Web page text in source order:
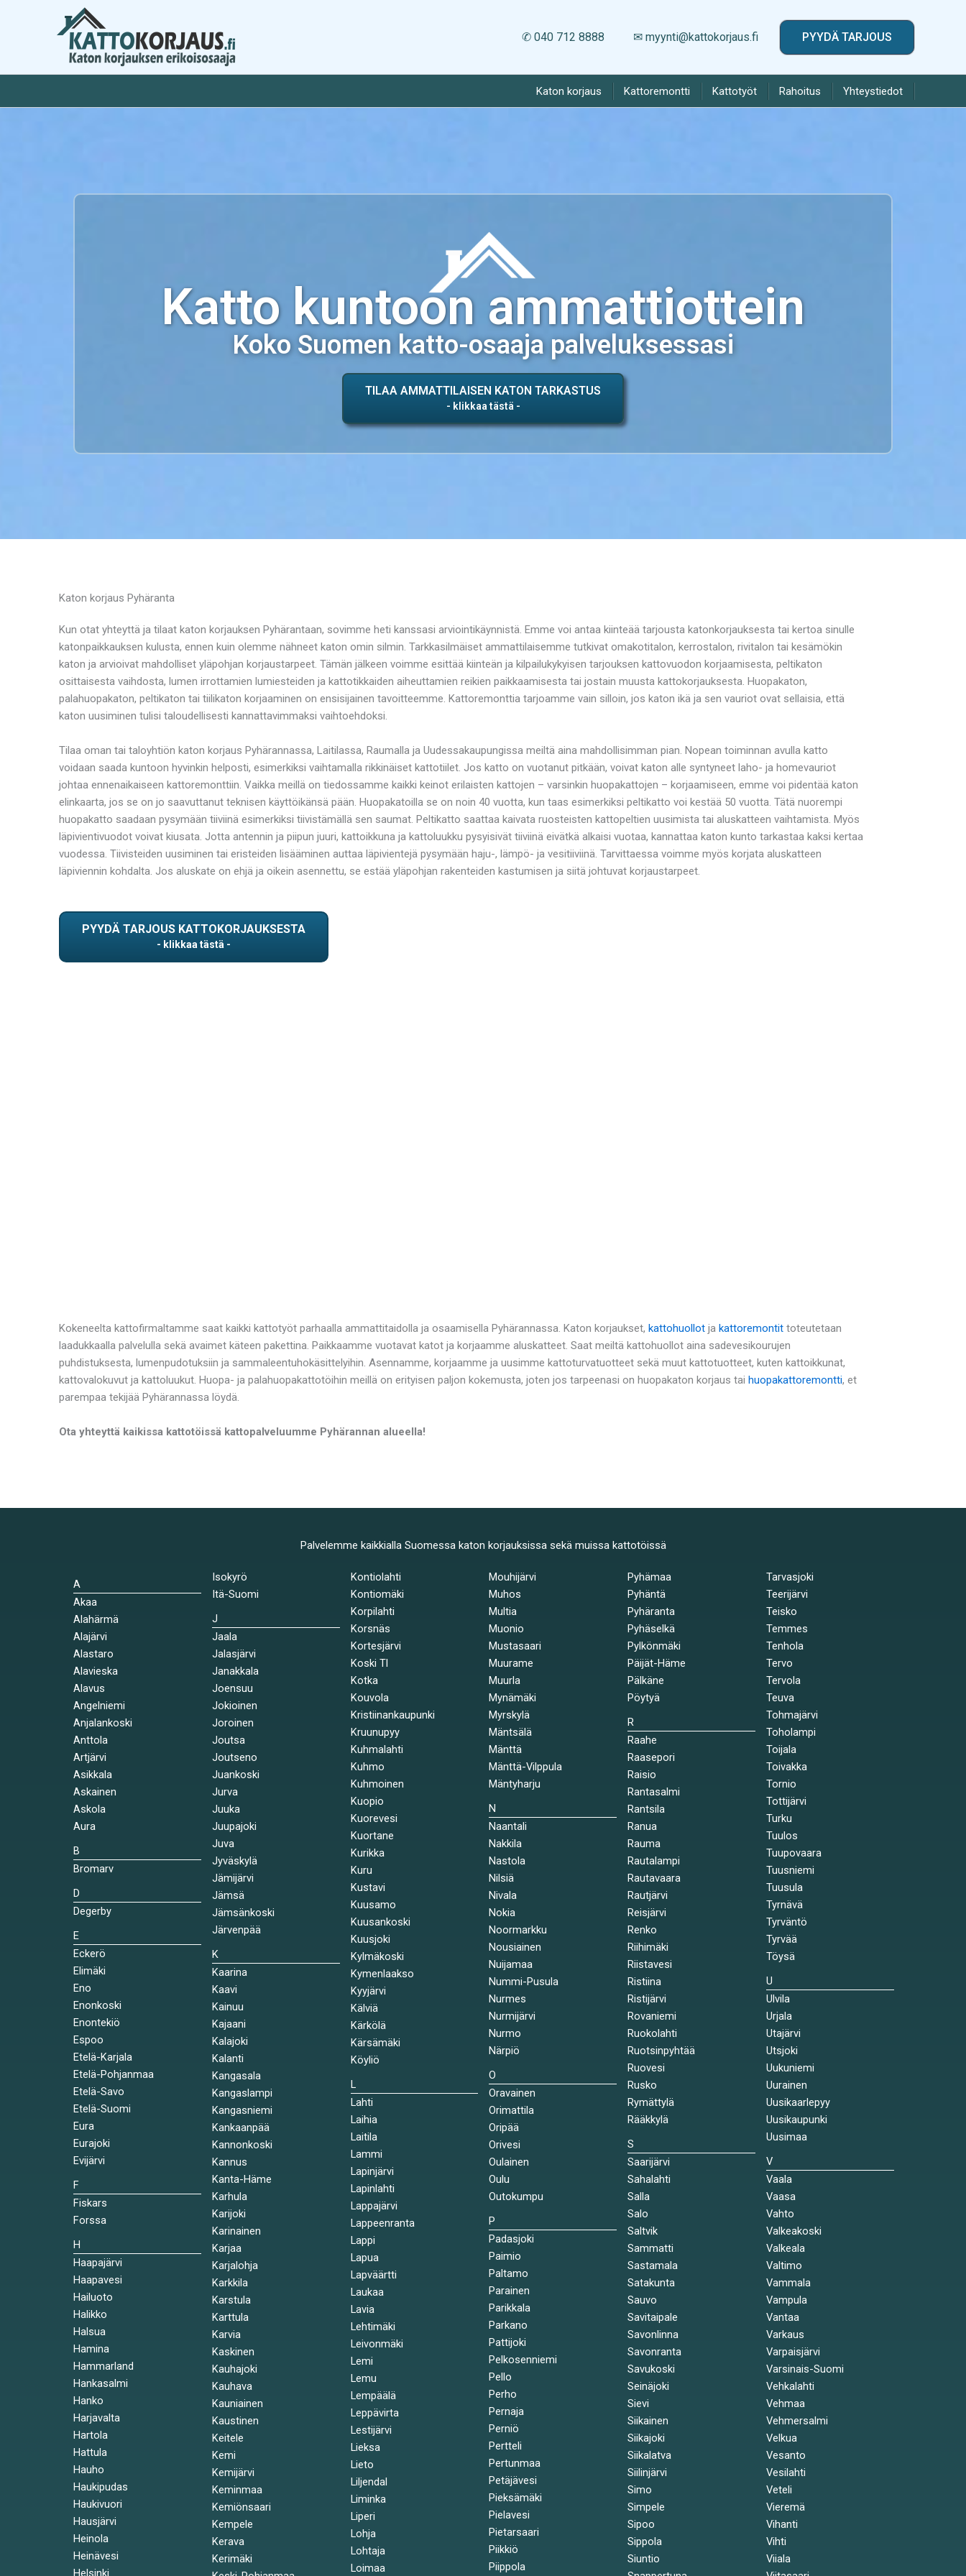
✆ 040 712 8888 ✉ myynti@kattokorjaus.fi PYYDÄ TARJOUS
Katon korjaus Kattoremontti Kattotyöt Rahoitus Yhteystiedot
Katto kuntoon ammattiottein
Koko Suomen katto-osaaja palveluksessasi
TILAA AMMATTILAISEN KATON TARKASTUS
Katon korjaus Pyhäranta
Kun otat yhteyttä ja tilaat katon korjauksen Pyhärantaan, sovimme heti kanssasi arviointikäynnistä. Emme voi antaa kiinteää tarjousta katonkorjauksesta tai kertoa sinulle
katonpaikkauksen kulusta, ennen kuin olemme nähneet katon omin silmin. Tarkkasilmäiset ammattilaisemme tutkivat omakotitalon, kerrostalon, rivitalon tai kesämökin
katon ja arvioivat mahdolliset yläpohjan korjaustarpeet. Tämän jälkeen voimme esittää kiinteän ja kilpailukykyisen tarjouksen kattovuodon korjaamisesta, peltikaton
osittaisesta vaihdosta, lumen irrottamien lumiesteiden ja kattotikkaiden aiheuttamien reikien paikkaamisesta tai jostain muusta kattokorjauksesta. Huopakaton,
palahuopakaton, peltikaton tai tiilikaton korjaaminen on ensisijainen tavoitteemme. Kattoremonttia tarjoamme vain silloin, jos katon ikä ja sen vauriot ovat sellaisia, että
katon uusiminen tulisi taloudellisesti kannattavimmaksi vaihtoehdoksi.
Tilaa oman tai taloyhtiön katon korjaus Pyhärannassa, Laitilassa, Raumalla ja Uudessakaupungissa meiltä aina mahdollisimman pian. Nopean toiminnan avulla katto
voidaan saada kuntoon hyvinkin helposti, esimerkiksi vaihtamalla rikkinäiset kattotiilet. Jos katto on vuotanut pitkään, voivat katon alle syntyneet laho- ja homevauriot
johtaa ennenaikaiseen kattoremonttiin. Vaikka meillä on tiedossamme kaikki keinot erilaisten kattojen – varsinkin huopakattojen – korjaamiseen, emme voi pidentää katon
elinkaarta, jos se on jo saavuttanut teknisen käyttöikänsä pään. Huopakatoilla se on noin 40 vuotta, kun taas esimerkiksi peltikatto voi kestää 50 vuotta. Tätä nuorempi
huopakatto saadaan pysymään tiiviinä esimerkiksi tiivistämällä sen saumat. Peltikatto saattaa kaivata ruosteisten kattopeltien uusimista tai aluskatteen vaihtamista. Myös
läpivientivuodot voivat kiusata. Jotta antennin ja piipun juuri, kattoikkuna ja kattoluukku pysyisivät tiiviinä eivätkä alkaisi vuotaa, kannattaa katon kunto tarkastaa kaksi kertaa
vuodessa. Tiivisteiden uusiminen tai eristeiden lisääminen auttaa läpivientejä pysymään haju-, lämpö- ja vesitiiviinä. Tarvittaessa voimme myös korjata aluskatteen
läpiviennin kohdalta. Jos aluskate on ehjä ja oikein asennettu, se estää yläpohjan rakenteiden kastumisen ja siitä johtuvat korjaustarpeet.
PYYDÄ TARJOUS KATTOKORJAUKSESTA
Kokeneelta kattofirmaltamme saat kaikki kattotyöt parhaalla ammattitaidolla ja osaamisella Pyhärannassa. Katon korjaukset, kattohuollot ja kattoremontit toteutetaan
laadukkaalla palvelulla sekä avaimet käteen pakettina. Paikkaamme vuotavat katot ja korjaamme aluskatteet. Saat meiltä kattohuollot aina sadevesikourujen
puhdistuksesta, lumenpudotuksiin ja sammaleentuhokäsittelyihin. Asennamme, korjaamme ja uusimme kattoturvatuotteet sekä muut kattotuotteet, kuten kattoikkunat,
kattovalokuvut ja kattoluukut. Huopa- ja palahuopakattotöihin meillä on erityisen paljon kokemusta, joten jos tarpeenasi on huopakaton korjaus tai huopakattoremontti, et
parempaa tekijää Pyhärannassa löydä.
Ota yhteyttä kaikissa kattotöissä kattopalveluumme Pyhärannan alueella!
Palvelemme kaikkialla Suomessa katon korjauksissa sekä muissa kattotöissä
A
Akaa
Alahärmä
Alajärvi
Alastaro
Alavieska
Alavus
Angelniemi
Anjalankoski
Anttola
Artjärvi
Asikkala
Askainen
Askola
Aura
B
Bromarv
D
Degerby
E
Eckerö
Elimäki
Eno
Enonkoski
Enontekiö
Espoo
Etelä-Karjala
Etelä-Pohjanmaa
Etelä-Savo
Etelä-Suomi
Eura
Eurajoki
Evijärvi
F
Fiskars
Forssa
H
Haapajärvi
Haapavesi
Hailuoto
Halikko
Halsua
Hamina
Hammarland
Hankasalmi
Hanko
Harjavalta
Hartola
Hattula
Hauho
Haukipudas
Haukivuori
Hausjärvi
Heinola
Heinävesi
Helsinki
Isokyrö
Itä-Suomi
J
Jaala
Jalasjärvi
Janakkala
Joensuu
Jokioinen
Joroinen
Joutsa
Joutseno
Juankoski
Jurva
Juuka
Juupajoki
Juva
Jyväskylä
Jämijärvi
Jämsä
Jämsänkoski
Järvenpää
K
Kaarina
Kaavi
Kainuu
Kajaani
Kalajoki
Kalanti
Kangasala
Kangaslampi
Kangasniemi
Kankaanpää
Kannonkoski
Kannus
Kanta-Häme
Karhula
Karijoki
Karinainen
Karjaa
Karjalohja
Karkkila
Karstula
Karttula
Karvia
Kaskinen
Kauhajoki
Kauhava
Kauniainen
Kaustinen
Keitele
Kemi
Kemijärvi
Keminmaa
Kemiönsaari
Kempele
Kerava
Kerimäki
Kontiolahti
Kontiomäki
Korpilahti
Korsnäs
Kortesjärvi
Koski Tl
Kotka
Kouvola
Kristiinankaupunki
Kruunupyy
Kuhmalahti
Kuhmo
Kuhmoinen
Kuopio
Kuorevesi
Kuortane
Kurikka
Kuru
Kustavi
Kuusamo
Kuusankoski
Kuusjoki
Kylmäkoski
Kymenlaakso
Kyyjärvi
Kälviä
Kärkölä
Kärsämäki
Köyliö
L
Lahti
Laihia
Laitila
Lammi
Lapinjärvi
Lapinlahti
Lappajärvi
Lappeenranta
Lappi
Lapua
Lapväärtti
Laukaa
Lavia
Lehtimäki
Leivonmäki
Lemi
Lemu
Lempäälä
Leppävirta
Lestijärvi
Lieksa
Lieto
Liljendal
Liminka
Liperi
Lohja
Lohtaja
Loimaa
Mouhijärvi
Muhos
Multia
Muonio
Mustasaari
Muurame
Muurla
Mynämäki
Myrskylä
Mäntsälä
Mänttä
Mänttä-Vilppula
Mäntyharju
N
Naantali
Nakkila
Nastola
Nilsiä
Nivala
Nokia
Noormarkku
Nousiainen
Nuijamaa
Nummi-Pusula
Nurmes
Nurmijärvi
Nurmo
Närpiö
O
Oravainen
Orimattila
Oripää
Orivesi
Oulainen
Oulu
Outokumpu
P
Padasjoki
Paimio
Paltamo
Parainen
Parikkala
Parkano
Pattijoki
Pelkosenniemi
Pello
Perho
Pernaja
Perniö
Pertteli
Pertunmaa
Petäjävesi
Pieksämäki
Pielavesi
Pietarsaari
Piikkiö
Piippola
Pyhämaa
Pyhäntä
Pyhäranta
Pyhäselkä
Pylkönmäki
Päijät-Häme
Pälkäne
Pöytyä
R
Raahe
Raasepori
Raisio
Rantasalmi
Rantsila
Ranua
Rauma
Rautalampi
Rautavaara
Rautjärvi
Reisjärvi
Renko
Riihimäki
Riistavesi
Ristiina
Ristijärvi
Rovaniemi
Ruokolahti
Ruotsinpyhtää
Ruovesi
Rusko
Rymättylä
Rääkkylä
S
Saarijärvi
Sahalahti
Salla
Salo
Saltvik
Sammatti
Sastamala
Satakunta
Sauvo
Savitaipale
Savonlinna
Savonranta
Savukoski
Seinäjoki
Sievi
Siikainen
Siikajoki
Siikalatva
Siilinjärvi
Simo
Simpele
Sipoo
Sippola
Siuntio
Tarvasjoki
Teerijärvi
Teisko
Temmes
Tenhola
Tervo
Tervola
Teuva
Tohmajärvi
Toholampi
Toijala
Toivakka
Tornio
Tottijärvi
Turku
Tuulos
Tuupovaara
Tuusniemi
Tuusula
Tyrnävä
Tyrväntö
Tyrvää
Töysä
U
Ulvila
Urjala
Utajärvi
Utsjoki
Uukuniemi
Uurainen
Uusikaarlepyy
Uusikaupunki
Uusimaa
V
Vaala
Vaasa
Vahto
Valkeakoski
Valkeala
Valtimo
Vammala
Vampula
Vantaa
Varkaus
Varpaisjärvi
Varsinais-Suomi
Vehkalahti
Vehmaa
Vehmersalmi
Velkua
Vesanto
Vesilahti
Veteli
Vieremä
Vihanti
Vihti
Viiala